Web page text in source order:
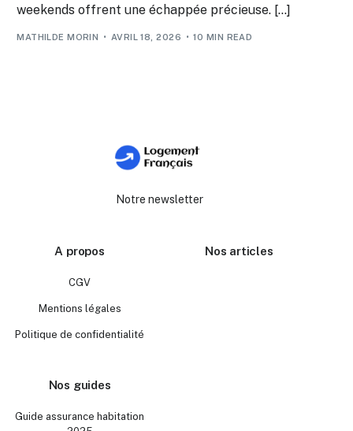
weekends offrent une échappée précieuse. […]
MATHILDE MORIN AVRIL 18, 2026 10 MIN READ
Notre newsletter
A propos
CGV
Mentions légales
Politique de confidentialité
Nos articles
Nos guides
Guide assurance habitation